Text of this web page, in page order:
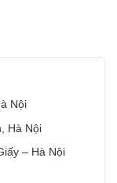
Nội
Hà Nội
– Hà Nội